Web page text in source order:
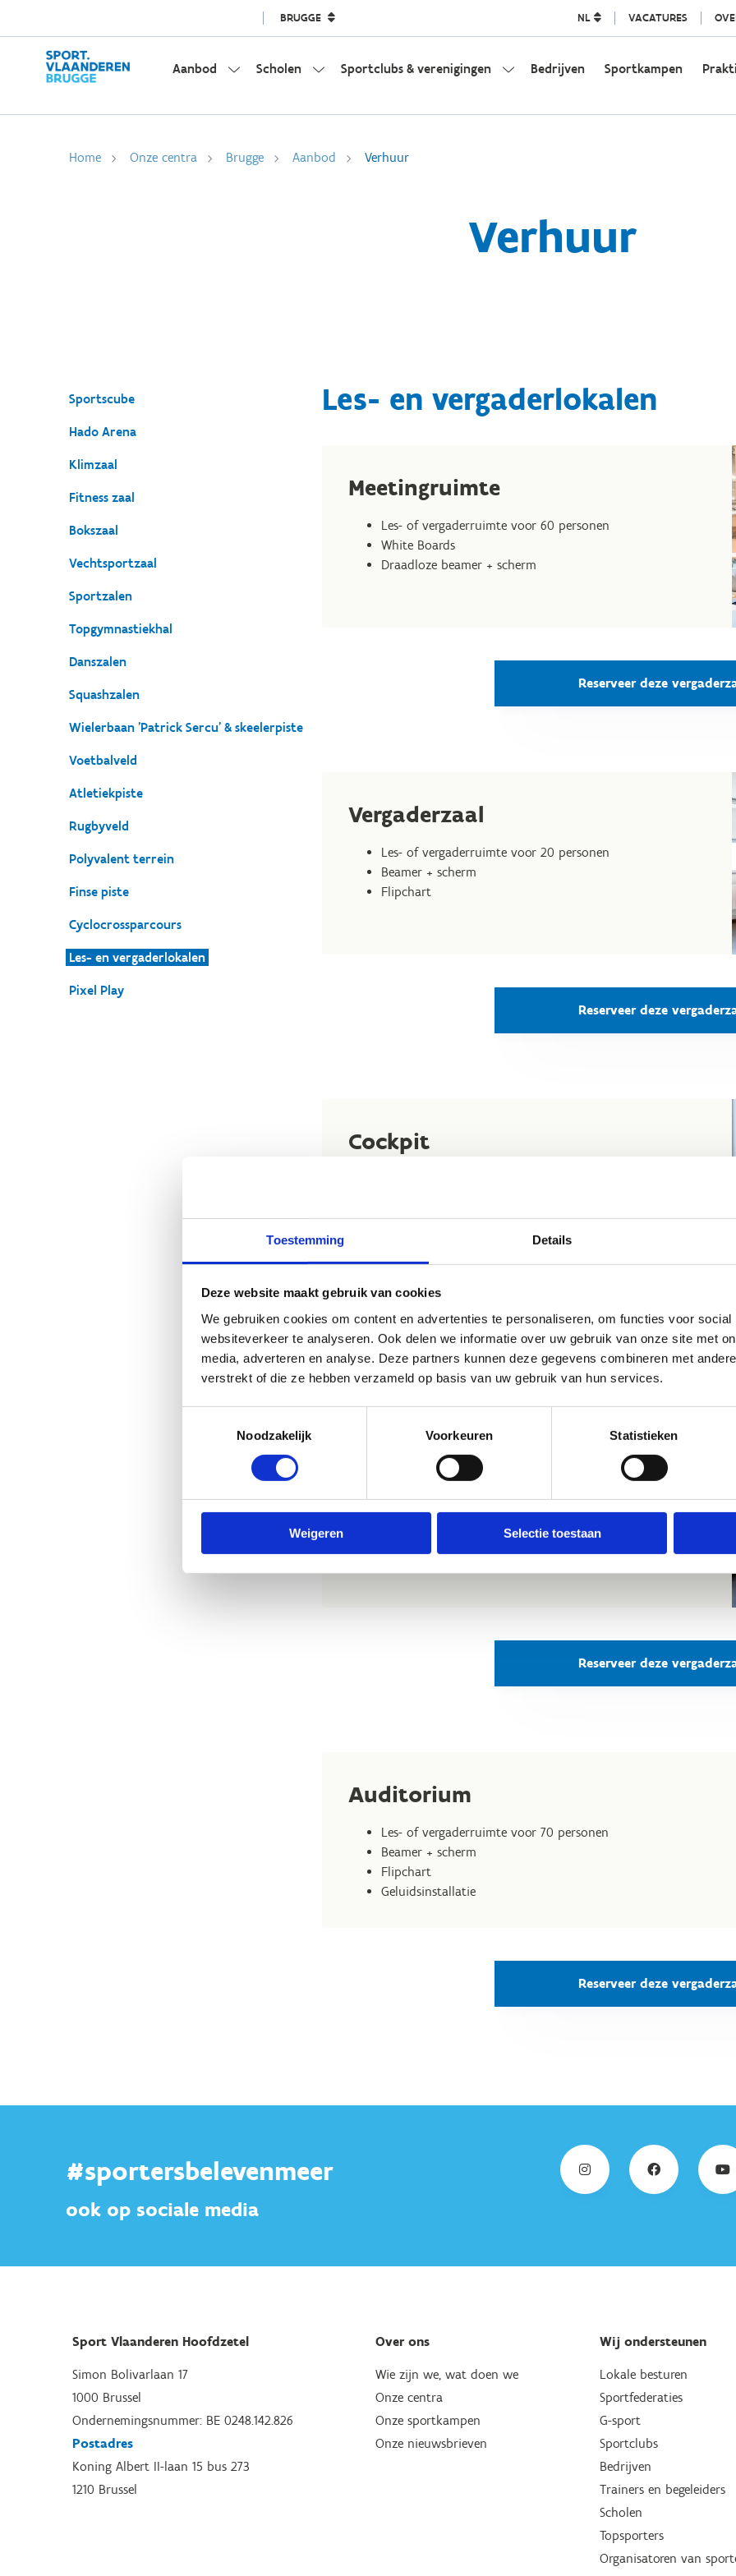
Toestemming Details
Deze website maakt gebruik van cookies
We gebruiken cookies om content en advertenties te personaliseren, om functies voor
websiteverkeer te analyseren. Ook delen we informatie over uw gebruik van onze site met
media, adverteren en analyse. Deze partners kunnen deze gegevens combineren met
verstrekt of die ze hebben verzameld op basis van uw gebruik van hun services.
Noodzakelijk
Voorkeuren Statistieken
Weigeren Selectie toestaan
BRUGGE NL VACATURES
Aanbod Scholen Sportclubs & verenigingen Bedrijven Sportkampen
Home Onze centra Brugge Aanbod Verhuur
Verhuur
Sportscube
Hado Arena
Klimzaal
Fitness zaal
Bokszaal
Vechtsportzaal
Sportzalen
Topgymnastiekhal
Danszalen
Squashzalen
Wielerbaan 'Patrick Sercu' & skeelerpiste
Voetbalveld
Atletiekpiste
Rugbyveld
Polyvalent terrein
Finse piste
Cyclocrossparcours
Les- en vergaderlokalen
Pixel Play
Les- en vergaderlokalen
Meetingruimte
Les- of vergaderruimte voor 60 personen
White Boards
Draadloze beamer + scherm
Reserveer deze
Vergaderzaal
Les- of vergaderruimte voor 20 personen
Beamer + scherm
Flipchart
Reserveer deze
Cockpit
Flipchart
Reserveer deze
Ontspanningszaal
Reserveer deze
Auditorium
Les- of vergaderruimte voor 70 personen
Beamer + scherm
Flipchart
Geluidsinstallatie
Reserveer deze
#sportersbelevenmeer
ook op sociale media
Sport Vlaanderen Hoofdzetel
Simon Bolivarlaan 17
1000 Brussel
Ondernemingsnummer: BE 0248.142.826
Postadres
Koning Albert II-laan 15 bus 273
1210 Brussel
Over ons
Wie zijn we, wat doen we
Onze centra
Onze sportkampen
Onze nieuwsbrieven
Wij ondersteunen
Lokale besturen
Sportfederaties
G-sport
Sportclubs
Bedrijven
Trainers en begeleiders
Scholen
Topsporters
Organisatoren van